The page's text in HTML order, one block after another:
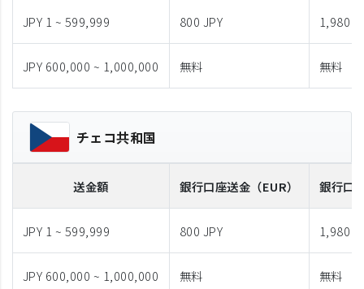
JPY 1 ~ 599,999 800 JPY 1,980
JPY 600,000 ~ 1,000,000 無料 無料
チェコ共和国
送金額 銀行口座送金 （EUR） 銀行口
JPY 1 ~ 599,999 800 JPY 1,980
JPY 600,000 ~ 1,000,000 無料 無料